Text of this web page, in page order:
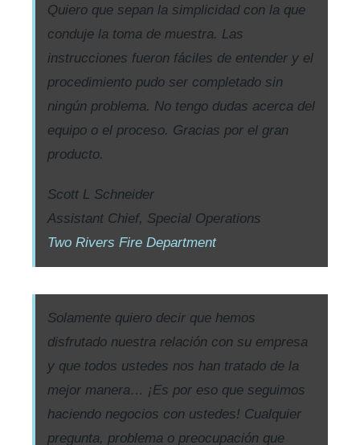
Quiero que sepan la simplicidad con la que
conduje la toma de muestra. Las
instrucciones fueron fáciles de entender y el
procedimiento pudo ser completado sin
ningún problema. No tengo dudas acerca del
equipo o el proceso. Gracias por el gran
producto.
Scott L Schneider
Assistant Chief, Special Operations
Two Rivers Fire Department
Solamente quiero decir que hemos
disfrutado nuestra relación con su empresa
y que todos ustedes nos han tratado de la
mejor manera… ¡Es por eso que seguimos
haciendo negocios con ustedes! Cualquier
pregunta, problema o preocupación que